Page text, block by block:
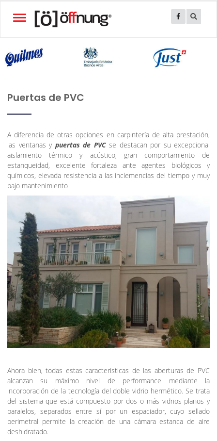
Toggle
navigation
Puertas de PVC
A diferencia de otras opciones en carpintería de alta prestación,
las ventanas y puertas de PVC se destacan por su excepcional
aislamiento térmico y acústico, gran comportamiento de
estanqueidad, excelente fortaleza ante agentes biológicos y
químicos, elevada resistencia a las inclemencias del tiempo y muy
bajo mantenimiento
Ahora bien, todas estas características de las aberturas de PVC
alcanzan su máximo nivel de performance mediante la
incorporación de la tecnología del doble vidrio hermético. Se trata
del sistema que está compuesto por dos o más vidrios planos y
paralelos, separados entre sí por un espaciador, cuyo sellado
perimetral permite la creación de una cámara estanca de aire
deshidratado.